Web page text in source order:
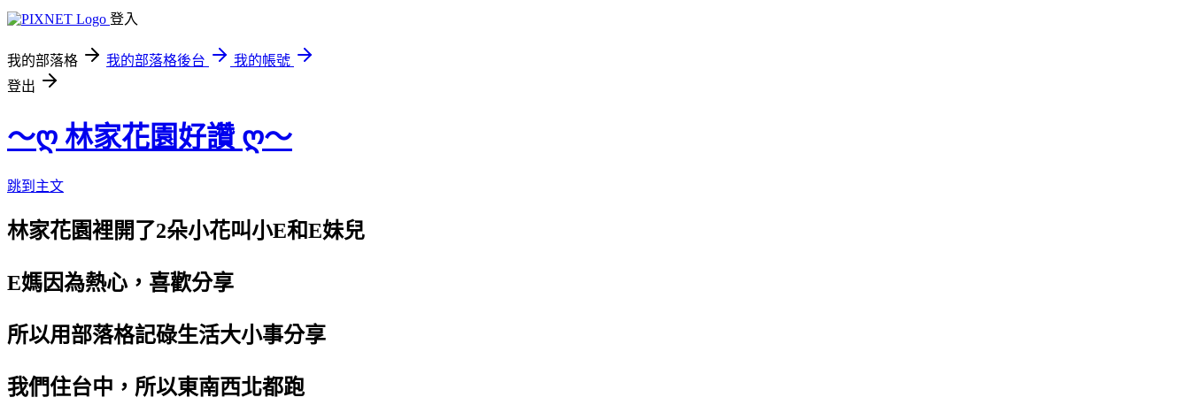
登入
我的部落格 我的部落格後台
我的帳號
登出
～ღ 林家花園好讚 ღ～
跳到主文
林家花園裡開了2朵小花叫小E和E妹兒
E媽因為熱心，喜歡分享
所以用部落格記碌生活大小事分享
我們住台中，所以東南西北都跑